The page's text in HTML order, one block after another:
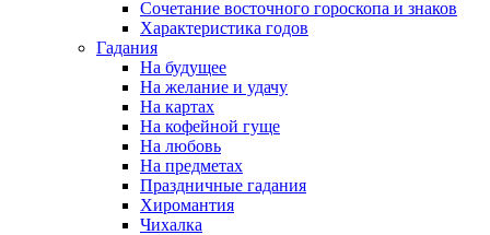
Сочетание восточного гороскопа и знаков
Характеристика годов
Гадания
На будущее
На желание и удачу
На картах
На кофейной гуще
На любовь
На предметах
Праздничные гадания
Хиромантия
Чихалка